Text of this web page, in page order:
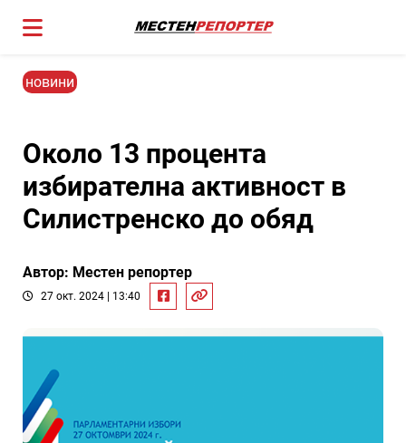
новини
Около 13 процента
избирателна активност в
Силистренско до обяд
Автор: Местен репортер
27 окт. 2024 | 13:40